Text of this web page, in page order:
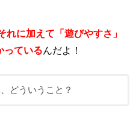
れに加えて「遊びやすさ」
っているんだよ！
どういうこと？